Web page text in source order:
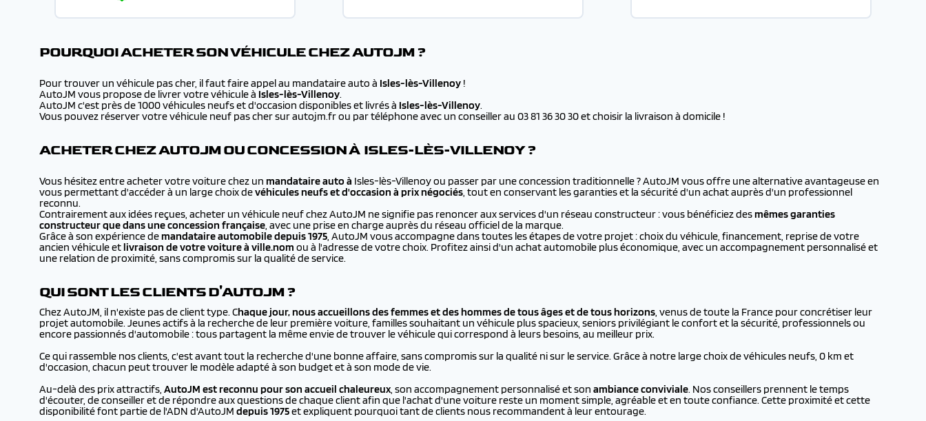
POURQUOI ACHETER SON VÉHICULE CHEZ AUTOJM ?
Pour trouver un véhicule pas cher, il faut faire appel au mandataire auto à Isles-lès-Villenoy !
AutoJM vous propose de livrer votre véhicule à Isles-lès-Villenoy.
AutoJM c'est près de 1000 véhicules neufs et d'occasion disponibles et livrés à Isles-lès-Villenoy.
Vous pouvez réserver votre véhicule neuf pas cher sur autojm.fr ou par téléphone avec un conseiller au 03 81 36 30 30 et choisir la livraison à domicile !
ACHETER CHEZ AUTOJM OU CONCESSION À ISLES-LÈS-VILLENOY ?
Vous hésitez entre acheter votre voiture chez un mandataire auto à Isles-lès-Villenoy ou passer par une concession traditionnelle ? AutoJM vous offre une alternative avantageuse en
vous permettant d'accéder à un large choix devéhicules neufs et d'occasion à prix négociés, tout en conservant les garanties et la sécurité d'un achat auprès d'un professionnel
reconnu.
Contrairement aux idées reçues, acheter un véhicule neuf chez AutoJM ne signifie pas renoncer aux services d'un réseau constructeur : vous bénéficiez desmêmes garanties
constructeur que dans une concession française, avec une prise en charge auprès du réseau officiel de la marque.
Grâce à son expérience demandataire automobile depuis 1975, AutoJM vous accompagne dans toutes les étapes de votre projet : choix du véhicule, financement, reprise de votre
ancien véhicule etlivraison de votre voiture à ville.nom ou à l'adresse de votre choix. Profitez ainsi d'un achat automobile plus économique, avec un accompagnement personnalisé et
une relation de proximité, sans compromis sur la qualité de service.
QUI SONT LES CLIENTS D'AUTOJM ?
Chez AutoJM, il n'existe pas de client type. Chaque jour, nous accueillons des femmes et des hommes de tous âges et de tous horizons, venus de toute la France pour concrétiser leur
projet automobile. Jeunes actifs à la recherche de leur première voiture, familles souhaitant un véhicule plus spacieux, seniors privilégiant le confort et la sécurité, professionnels ou
encore passionnés d'automobile : tous partagent la même envie de trouver le véhicule qui correspond à leurs besoins, au meilleur prix.
Ce qui rassemble nos clients, c'est avant tout la recherche d'une bonne affaire, sans compromis sur la qualité ni sur le service. Grâce à notre large choix de véhicules neufs, 0 km et
d'occasion, chacun peut trouver le modèle adapté à son budget et à son mode de vie.
Au-delà des prix attractifs, AutoJM est reconnu pour son accueil chaleureux, son accompagnement personnalisé et son ambiance conviviale. Nos conseillers prennent le temps
d'écouter, de conseiller et de répondre aux questions de chaque client afin que l'achat d'une voiture reste un moment simple, agréable et en toute confiance. Cette proximité et cette
disponibilité font partie de l'ADN d'AutoJM depuis 1975et expliquent pourquoi tant de clients nous recommandent à leur entourage.